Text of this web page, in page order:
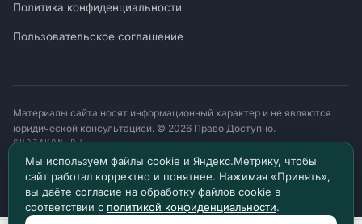
Политика конфиденциальности
Пользовательское соглашение
Материалы сайта носят информационный характер и не являются
юридической консультацией. © 2026 Право Доступно.
SUDZAKON.RU
Оператор персональных данных: ООО «ЯЛАНЖИ И ПАРТНЕРЫ»
ИНН 9717182760 · ОГРН 1257700370641
129085, г. Москва, проезд Ольминского, д. 4, помещ. 8н
Мы используем файлы cookie и Яндекс.Метрику, чтобы
сайт работал корректно и понятнее. Нажимая «Принять»,
вы даёте согласие на обработку файлов cookie в
соответствии с политикой конфиденциальности.